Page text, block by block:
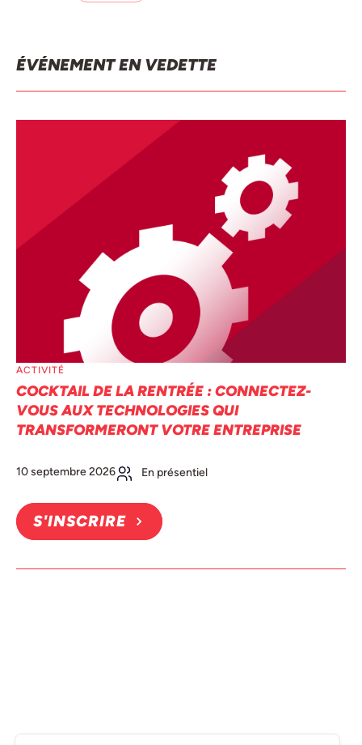
ÉVÉNEMENT EN VEDETTE
ACTIVITÉ
COCKTAIL DE LA RENTRÉE : CONNECTEZ-
VOUS AUX TECHNOLOGIES QUI
TRANSFORMERONT VOTRE ENTREPRISE
10 septembre 2026 En présentiel
S'INSCRIRE